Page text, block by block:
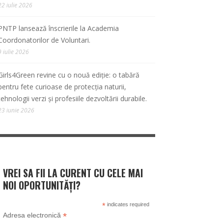
iulie 2026
lansează înscrierile la Academia
de Voluntari.
iulie 2026
revine cu o nouă ediție: o tabără
fete curioase de protecția naturii,
verzi și profesiile dezvoltării durabile.
iunie 2026
VREI SA FII LA CURENT CU CELE MAI
NOI OPORTUNITĂȚI?
*indicates required
Adresa electronică *